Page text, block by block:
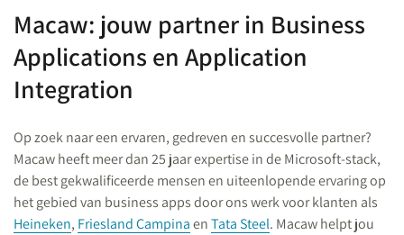
Macaw: jouw partner in Business
Applications en Application
Integration
Op zoek naar een ervaren, gedreven en succesvolle partner?
Macaw heeft meer dan 25 jaar expertise in de Microsoft-stack,
de best gekwalificeerde mensen en uiteenlopende ervaring op
het gebied van business apps door ons werk voor klanten als
Heineken, Friesland CampinaenTata Steel. Macaw helpt jou